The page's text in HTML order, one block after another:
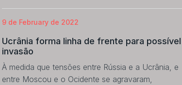
9 de February de 2022
Ucrânia forma linha de frente para possível
invasão
À medida que tensões entre Rússia e a Ucrânia, e
entre Moscou e o Ocidente se agravaram,